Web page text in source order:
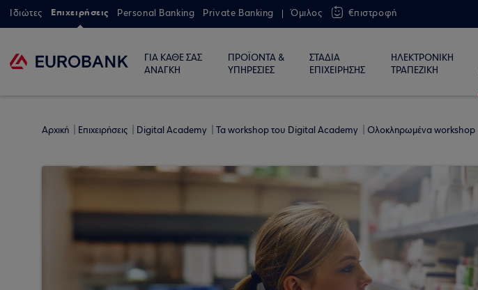
Ιδιώτες Επιχειρήσεις Personal Banking Private Banking Όμιλος €πιστροφή
ΓΙΑ ΚΑΘΕ ΣΑΣ
ΑΝΑΓΚΗ
ΠΡΟΪΟΝΤΑ &
ΥΠΗΡΕΣΙΕΣ
ΣΤΑΔΙΑ
ΕΠΙΧΕΙΡΗΣΗΣ
ΗΛΕΚΤΡΟΝΙΚΗ
ΤΡΑΠΕΖΙΚΗ
Αρχική Επιχειρήσεις Digital Academy Τα workshop του Digital Academy Ολοκληρωμένα workshop